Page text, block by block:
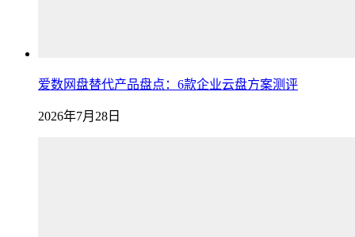
爱数网盘替代产品盘点：6款企业云盘方案测评
2026年7月28日